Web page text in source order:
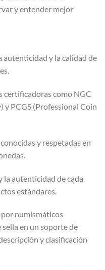
y entender mejor
autenticidad y la calidad de
certificadoras como NGC
PCGS (Professional Coin
y respetadas en
la autenticidad de cada
estándares.
numismáticos
en un soporte de
y clasificación